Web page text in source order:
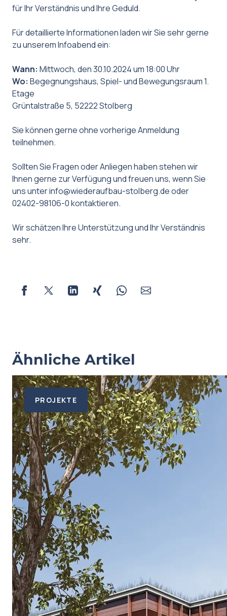
für Ihr Verständnis und Ihre Geduld.
Für detaillierte Informationen laden wir Sie sehr gerne
zu unserem Infoabend ein:
Wann: Mittwoch, den 30.10.2024 um 18:00 Uhr
Wo: Begegnungshaus, Spiel- und Bewegungsraum 1.
Etage
Grüntalstraße 5, 52222 Stolberg
Sie können gerne ohne vorherige Anmeldung
teilnehmen.
Sollten Sie Fragen oder Anliegen haben stehen wir
Ihnen gerne zur Verfügung und freuen uns, wenn Sie
uns unterinfo@wiederaufbau-stolberg.deoder
02402-98106-0 kontaktieren.
Wir schätzen Ihre Unterstützung und Ihr Verständnis
sehr.
Ähnliche Artikel
PROJEKTE